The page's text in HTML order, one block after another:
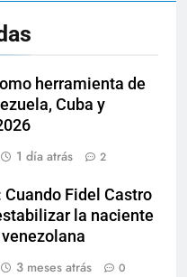
herramienta de
Cuba y
1 día atrás 2
Cuando Fidel Castro
la naciente
3 meses atrás 0